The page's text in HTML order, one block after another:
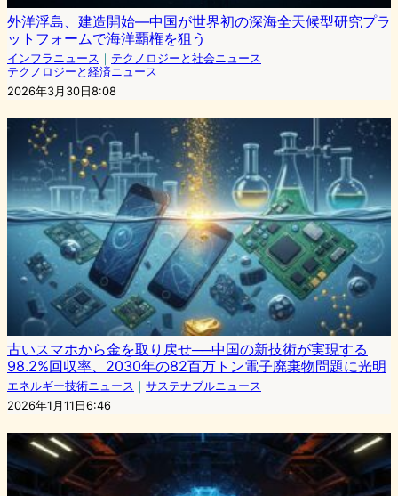
外洋浮島、建造開始—中国が世界初の深海全天候型研究プラ
ットフォームで海洋覇権を狙う
インフラニュース ｜ テクノロジーと社会ニュース ｜
テクノロジーと経済ニュース
2026年3月30日8:08
古いスマホから金を取り戻せ──中国の新技術が実現する
98.2%回収率、2030年の82百万トン電子廃棄物問題に光明
エネルギー技術ニュース ｜ サステナブルニュース
2026年1月11日6:46